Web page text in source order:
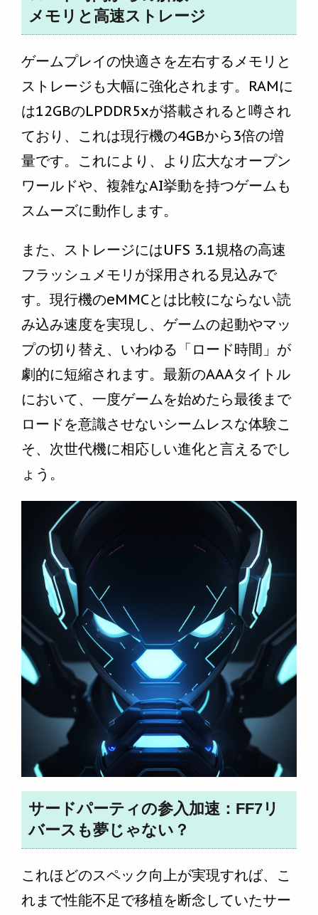
メモリと高速ストレージ
ゲームプレイの快適さを左右するメモリと
ストレージも大幅に強化されます。RAMに
は12GBのLPDDR5xが搭載されると噂され
ており、これは現行機の4GBから3倍の増
量です。これにより、より広大なオープン
ワールドや、複雑なAI挙動を持つゲームも
スムーズに動作します。
また、ストレージにはUFS 3.1規格の高速
フラッシュメモリが採用される見込みで
す。現行機のeMMCとは比較にならない読
み込み速度を実現し、ゲームの起動やマッ
プの切り替え、いわゆる「ロード時間」が
劇的に短縮されます。最新のAAAタイトル
において、一度ゲームを始めたら最後まで
ロードを意識させないシームレスな体験こ
そ、次世代機に相応しい進化と言えるでし
ょう。
サードパーティの参入加速：FF7リ
バースも夢じゃない？
これほどのスペック向上が実現すれば、こ
れまで性能不足で移植を断念していたサー